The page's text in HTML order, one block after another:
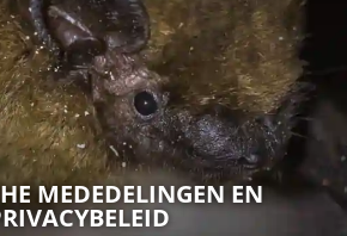
MEDEDELINGEN EN